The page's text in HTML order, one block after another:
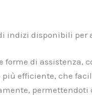
indizi disponibili per
forme di
più efficiente, che
permettendoti